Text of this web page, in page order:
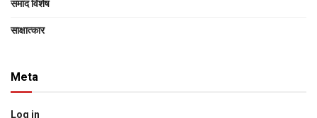
समाद विशेष
साक्षात्‍कार
Meta
Log in